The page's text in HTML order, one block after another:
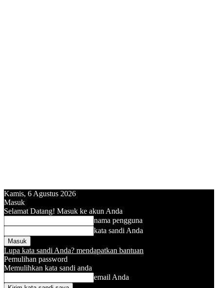
Kamis, 6 Agustus 2026
Masuk
Selamat Datang! Masuk ke akun Anda
nama pengguna
kata sandi Anda
Lupa kata sandi Anda? mendapatkan bantuan
Pemulihan password
Memulihkan kata sandi anda
email Anda